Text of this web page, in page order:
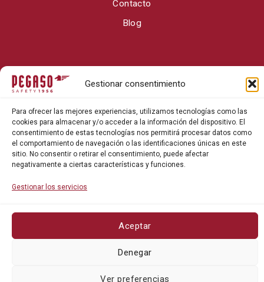
Gestionar consentimiento
Para ofrecer las mejores experiencias, utilizamos tecnologías como las
cookies para almacenar y/o acceder a la información del dispositivo. El
consentimiento de estas tecnologías nos permitirá procesar datos como
el comportamiento de navegación o las identificaciones únicas en este
sitio. No consentir o retirar el consentimiento, puede afectar
negativamente a ciertas características y funciones.
Gestionar los servicios
Aceptar
Denegar
Ver preferencias
Contacto
Blog
Política de privacidad
Política de cookies
©Pegaso Safety 2026. Todos los derechos reservados.